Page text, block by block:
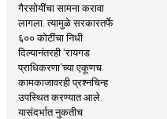
गैरसोयींचा सामना करावा
लागला. त्यामुळे सरकारतर्फे
६०० कोटींचा निधी
दिल्यानंतरही ‘रायगड
प्राधिकरणा’च्या एकूणच
कामकाजावरही प्रश्नचिन्ह
उपस्थित करण्यात आले.
यासंदर्भात नुकतीच